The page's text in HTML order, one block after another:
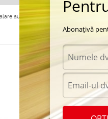
auto universal 750ml
Abonațivă